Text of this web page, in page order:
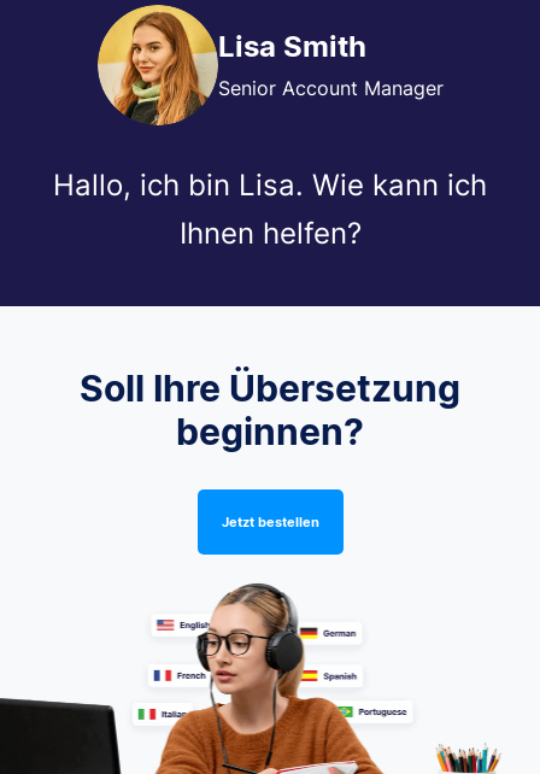
Lisa Smith
Senior Account Manager
Hallo, ich bin Lisa. Wie kann ich
Ihnen helfen?
Soll Ihre Übersetzung
beginnen?
Jetzt bestellen